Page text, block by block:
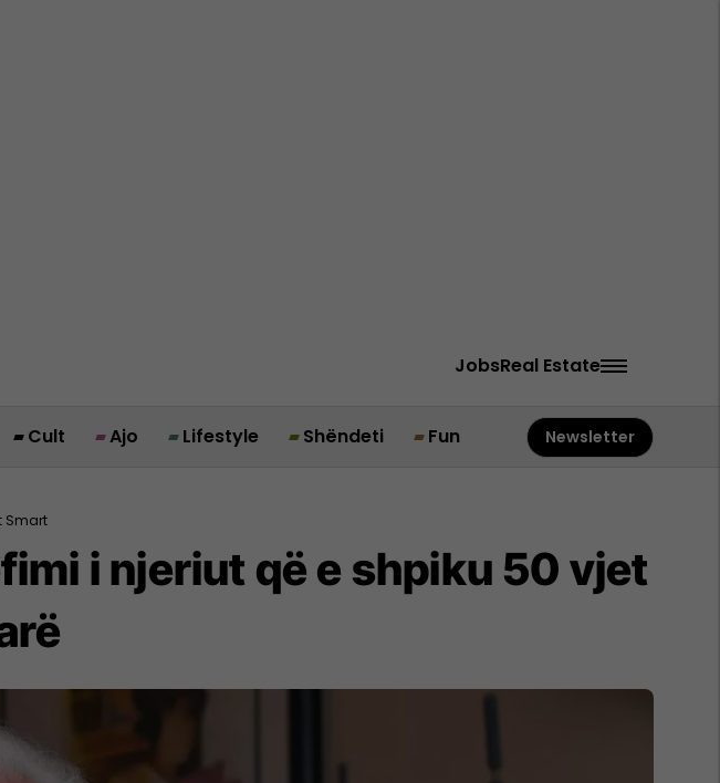
JobsReal Estate
Cult Ajo Lifestyle Shëndeti Fun Newsletter
Smart
i njeriut që e shpiku 50 vjet